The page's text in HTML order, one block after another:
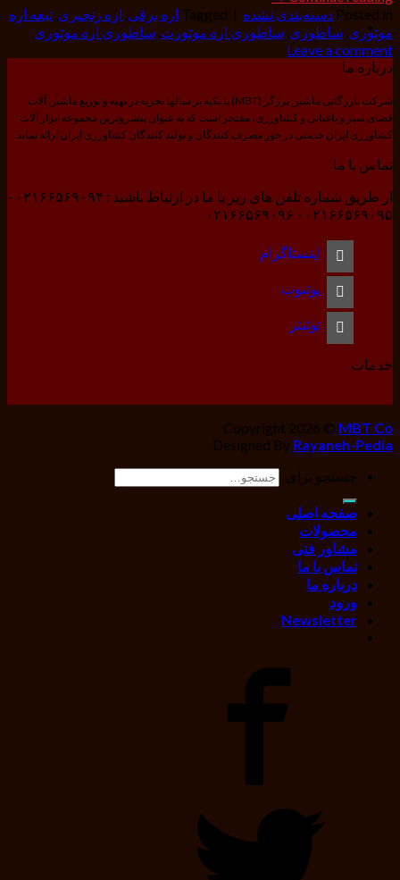
Posted in دسته‌بندی نشده |
Tagged اره برقی اره زنجیری تیغه اره
موتوری ساطوری ساطوری اره موتورت ساطوری اره موتوری
Leave a comment
درباره ما
شرکت بازرگانی ماشین برزگر (MBT) با تکیه بر سالها تجربه در تهیه و توزیع ماشین آلات
فضای سبز و باغبانی و کشاورزی، مفتخر است که به عنوان پیشروترین مجموعه ابزار آلات
کشاورزی ایران خدمتی در خور مصرف کنندگان و تولید کنندگان کشاورزی ایران ارائه نماید.
تماس با ما
از طریق شماره تلفن های زیر با ما در ارتباط باشید : ۰۲۱۶۶۵۶۹۰۹۴ -
۰۲۱۶۶۵۶۹۰۹۵ - ۰۲۱۶۶۵۶۹۰۹۶
اینستاگرام
یوتیوب
توئیتر
خدمات
Copyright 2026 © MBT Co
Designed By Rayaneh-Pedia
جستجو برای:
صفحه اصلی
محصولات
مشاور فنی
تماس با ما
درباره ما
ورود
Newsletter